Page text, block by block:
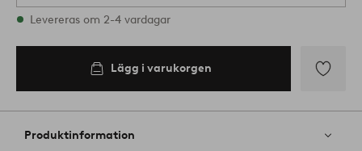
Alla storlekar finns i lager
Levereras om 2-4 vardagar
Lägg iLägg i varukorgen
till
favoriter
Produktinformation